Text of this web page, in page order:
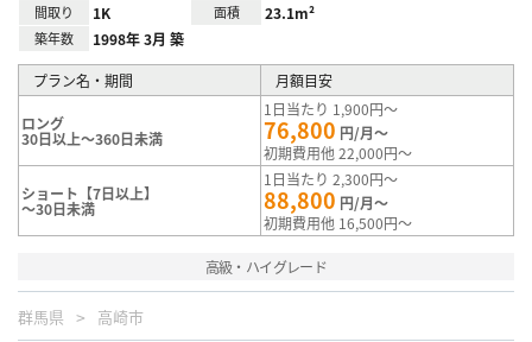
間取り 1K 面積 23.1m²
築年数 1998年 3月 築
プラン名・期間 月額目安
ロング
30日以上～360日未満
1日当たり 1,900円～
76,800 円/月～
初期費用他 22,000円～
ショート【7日以上】
～30日未満
1日当たり 2,300円～
88,800 円/月～
初期費用他 16,500円～
高級・ハイグレード
群馬県 高崎市